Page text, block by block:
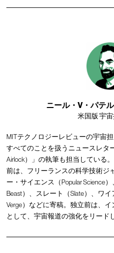
ニール・V・パテ
米国版 宇
MITテクノロジーレビューの宇宙
すべてのことを扱うニュースレタ
Airlock）」の執筆も担当している
前は、フリーランスの科学技術ジ
ー・サイエンス（Popular Science
Beast）、スレート（Slate）、ワ
Verge）などに寄稿。独立前は、
として、宇宙報道の強化をリード